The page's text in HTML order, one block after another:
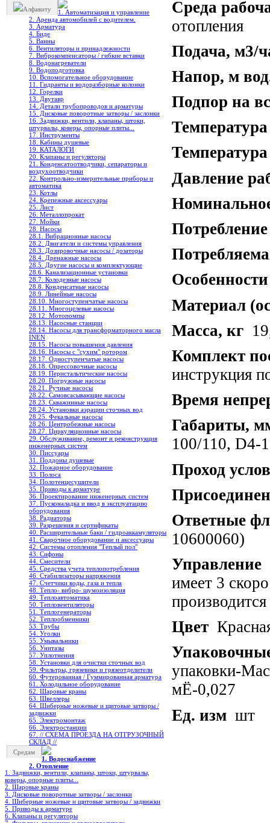
Алфавиту
1. Автоматизация и управление
2. Аренда автомобилей с водителем.
3. Арматура
4. Биде
5. Ванны
6. Вентиляторы и принадлежности
7. Виброкомпенсаторы / гибкие вставки
8. Водонагреватели
9. Водоподготовка
10. Вспомогательное оборудование
11. Гидранты и водоразборные колонки
12. Горелки
13. Двутавр
14. Детали трубопроводов и арматуры
15. Дисковые поворотные затворы / заслонки
16. Задвижки, вентили, клапаны, штоки,
штурвалы, коверы, опорные плиты...
17. Инструменты
18. Кабины душевые
19. КАТАЛОГИ
20. Клапаны и регуляторы
21. Конденсатоотводчики, сепараторы и
воздухоотводчики
22. Контрольно-измерительные приборы и
автоматика
23. Котлы
24. Крепежные аксессуары
25. Лист
26. Металлопрокат
27. Мойки
28. Насосы
28.1. Вибрационные насосы
28.2. Двигатели и системы управления
28.3. Дозировочные насосы / дозаторы
28.4. Дренажные насосы
28.5. Другие насосы и комплектующие
28.6. Канализационные установки
28.7. Колодезные насосы
28.8. Конденсатные насосы
28.9. Линейные насосы
28.10. Многоступенчатые насосы
28.11. Многоцелевые насосы
28.12. Мотопомпы
28.13. Насосные станции
28.14. Насосы для трансформаторного масла
INEN
28.15. Насосы повышения давления
28.16. Насосы с "сухим" ротором
28.17. Одноступенчатые насосы
28.18. Опрессовочные насосы
28.19. Перистальтические насосы
28.20. Погружные насосы
28.21. Ручные насосы
28.22. Самовсасывающие насосы
28.23. Скважинные насосы
28.24. Установки аэрации сточных вод
28.25. Фекальные насосы
28.26. Центробежные насосы
28.27. Циркуляционные насосы
29. Обслуживание, ремонт и реконструкция
инженерных систем
30. Писсуары
31. Поддоны душевые
32. Пожарное оборудование
33. Полоса
34. Полотенцесушители
35. Приводы к арматуре
36. Проектирование инженерных систем
37. Пусконаладка и ввод в эксплуатацию
оборудования
38. Радиаторы
39. Разрешения и сертификаты
40. Расширительные баки / гидроаккамуляторы
41. Сварочное оборудование и аксессуары
42. Системы отопления "Теплый пол"
43. Сифоны
44. Смесители
45. Средства учета теплопотребления
46. Стабилизаторы напряжения
47. Счетчики воды, газа и тепла
48. Тепло- вибро- шумоизоляция
49. Теплоавтоматика
50. Тепловентиляторы
51. Теплогенераторы
52. Теплообменники
53. Трубы
54. Уголки
55. Умывальники
56. Унитазы
57. Уплотнения
58. Установки для очистки сточных вод
59. Фильтры, грязевики и грязеотделители
60. Футерованная / Гуммированная арматура
61. Холодильное oборудование
62. Шаровые краны
63. Швеллеры
64. Шиберные ножевые и щитовые затворы /
задвижки
65. Электромонтаж
66. Электростанции
67. // СХЕМА ПРОЕЗДА НА ОТГРУЗОЧНЫЙ
СКЛАД //
Средам
1. Водоснабжение
2. Отопление
1. Задвижки, вентили, клапаны, штоки, штурвалы,
коверы, опорные плиты...
2. Шаровые краны
3. Дисковые поворотные затворы / заслонки
4. Шиберные ножевые и щитовые затворы / задвижки
5. Приводы к арматуре
6. Клапаны и регуляторы
Среда
отопления
Подача, м3/
Напор, м
Подпор на
Давление
Материал
Масса, кг
Комплект
инструкция
Время
Габариты,
100/110, D4-
Проход
Ответные
10600060)
Управление
имеет 3
Цвет
упаковки-
мЁ-0,027
Ед. изм шт